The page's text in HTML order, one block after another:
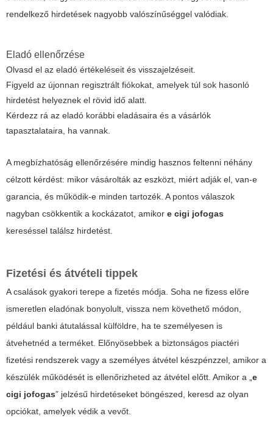
rendelkező hirdetések nagyobb valószínűséggel valódiak.
Eladó ellenőrzése
Olvasd el az eladó értékeléseit és visszajelzéseit.
Figyeld az újonnan regisztrált fiókokat, amelyek túl sok hasonló
hirdetést helyeznek el rövid idő alatt.
Kérdezz rá az eladó korábbi eladásaira és a vásárlók
tapasztalataira, ha vannak.
Amegbízhatóság ellenőrzésére mindig hasznos feltenni néhány
célzott kérdést: mikor vásárolták az eszközt, miért adják el, van-e
garancia, és működik-e minden tartozék. A pontos válaszok
nagyban csökkentik a kockázatot, amikor e cigi jofogas
kereséssel találsz hirdetést.
Fizetési és átvételi tippek
A csalások gyakori terepe a fizetés módja. Soha ne fizess előre
ismeretlen eladónak bonyolult, vissza nem követhető módon,
például banki átutalással külföldre, ha te személyesen is
átvehetnéd a terméket. Előnyösebbek a biztonságos piactéri
fizetési rendszerek vagy a személyes átvétel készpénzzel, amikor a
készülék működését is ellenőrizheted az átvétel előtt. Amikor a „e
cigi jofogas” jelzésű hirdetéseket böngészed, keresd az olyan
opciókat, amelyek védik a vevőt.